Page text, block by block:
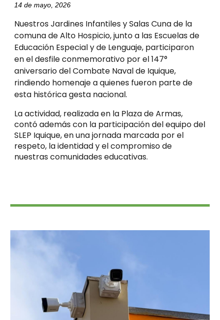
14 de mayo, 2026
Nuestros Jardines Infantiles y Salas Cuna de la
comuna de Alto Hospicio, junto a las Escuelas de
Educación Especial y de Lenguaje, participaron
en el desfile conmemorativo por el 147°
aniversario del Combate Naval de Iquique,
rindiendo homenaje a quienes fueron parte de
esta histórica gesta nacional.
La actividad, realizada en la Plaza de Armas,
contó además con la participación del equipo del
SLEP Iquique, en una jornada marcada por el
respeto, la identidad y el compromiso de
nuestras comunidades educativas.